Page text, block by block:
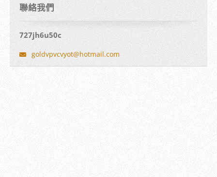
聯絡我們
727jh6u50c
goldvpvcvyot@hotmail.com